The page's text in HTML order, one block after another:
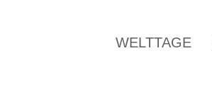
WELTTAGE